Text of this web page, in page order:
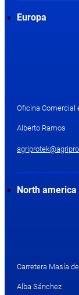
Europa
Oficina Comercial
Alberto Ramos
North america
Carretera Masía
Alba Sánchez